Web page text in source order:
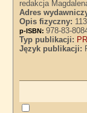
redakcja
Adres
Opis fizyczny:
p-ISBN:978-83-
Typ publikacji:
Język publikacji: